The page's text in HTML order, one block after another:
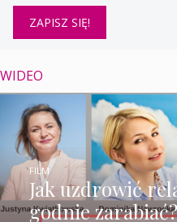
WIDEO
Jak uzdrowić
godnie
FILM